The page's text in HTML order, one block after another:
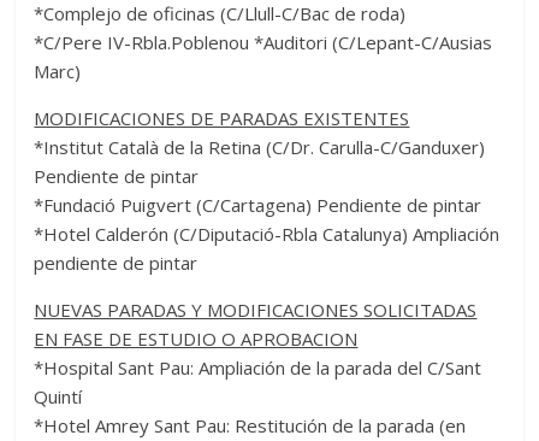
*Complejo de oficinas (C/Llull-C/Bac de roda)
*C/Pere IV-Rbla.Poblenou *Auditori (C/Lepant-C/Ausias
Marc)
MODIFICACIONES DE PARADAS EXISTENTES
*Institut Català de la Retina (C/Dr. Carulla-C/Ganduxer)
Pendiente de pintar
*Fundació Puigvert (C/Cartagena) Pendiente de pintar
*Hotel Calderón (C/Diputació-Rbla Catalunya) Ampliación
pendiente de pintar
NUEVAS PARADAS Y MODIFICACIONES SOLICITADAS
EN FASE DE ESTUDIO O APROBACION
*Hospital Sant Pau: Ampliación de la parada del C/Sant
Quintí
*Hotel Amrey Sant Pau: Restitución de la parada (en